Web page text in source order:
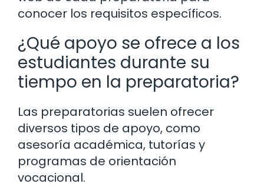
conocer los requisitos específicos.
¿Qué apoyo se ofrece a los
estudiantes durante su
tiempo en la preparatoria?
Las preparatorias suelen ofrecer
diversos tipos de apoyo, como
asesoría académica, tutorías y
programas de orientación
vocacional.